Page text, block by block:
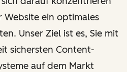
Website ein optimales
Unser Ziel ist es, Sie mit
sichersten Content-
auf dem Markt